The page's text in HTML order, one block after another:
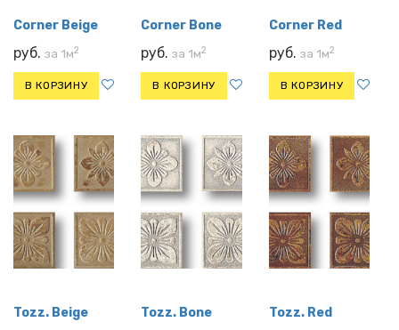
Corner Beige
руб. за 1м2
В КОРЗИНУ
Corner Bone
руб.за 1м2
В КОРЗИНУ
Corner Red
руб. за 1м2
В КОРЗИНУ
Tozz. Beige Tozz. Bone Tozz. Red